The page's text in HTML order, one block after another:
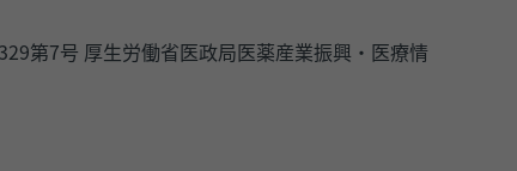
第7号 厚生労働省医政局医薬産業振興・医療情